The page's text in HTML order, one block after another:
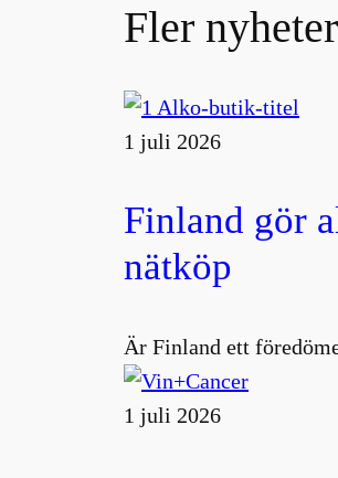
Fler nyheter
1 juli 2026
Finland gör
nätköp
Är Finland ett
1 juli 2026